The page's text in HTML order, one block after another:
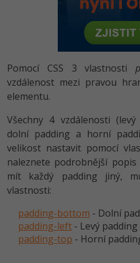
HTML5, CSS3,
SQL a databáze
Testování a verzování
React
Spring
Django
Best practices
JavaScript
Python
UML a návrhové
MySQL/MariaDB
SQLite
Vývojář mobilních
Specialista na AI a
C# Game developer
Webdesigner
Tester
Systémový
Grafik / UX/UI návrhář
Projektový manažer
Python -80%
JavaScript -80%
PHP
-80%
Swift -80%
Kotlin -80%
-80%
SQL
Digitální gramotnost
Marketing -30%
WordPress
-30%
UX
Business
Kryptoměny -25%
MS Office -80%
Photoshop -80%
Adobe Illustrator -80%
Adobe Lightroom -30%
Adobe InDesign -25%
Adobe After Effects
Blender -80%
Inkscape
Fotografování -80%
Pomocí CSS 3 vlastnosti
vzdálenost mezi pravou
elementu.
Všechny 4 vzdálenosti
dolní padding a horní
velikost nastavit pomocí
naleznete podrobnější
mít každý padding jiný,
vlastnosti:
padding-bottom - Dolní
padding-left - Levý padding
padding-top - Horní